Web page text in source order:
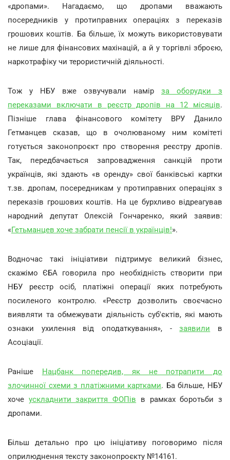
«дропами». Нагадаємо, що дропами вважають
посередників у протиправних операціях з переказів
грошових коштів. Ба більше, їх можуть використовувати
не лише для фінансових махінацій, а й у торгівлі зброєю,
наркотрафіку чи терористичній діяльності.
Тож у НБУ вже озвучували намір за оборудки з
переказами включати в реєстр дропів на 12 місяців.
Пізніше глава фінансового комітету ВРУ Данило
Гетманцев сказав, що в очолюваному ним комітеті
готується законопроєкт про створення реєстру дропів.
Так, передбачається запровадження санкцій проти
українців, які здають «в оренду» свої банківські картки
т.зв. дропам, посередникам у протиправних операціях з
переказів грошових коштів. На це бурхливо відреагував
народний депутат Олексій Гончаренко, який заявив:
«Гетьманцев хоче забрати пенсії в українців!».
Водночас такі ініціативи підтримує великий бізнес,
скажімо ЄБА говорила про необхідність створити при
НБУ реєстр осіб, платіжні операції яких потребують
посиленого контролю. «Реєстр дозволить своєчасно
виявляти та обмежувати діяльність суб'єктів, які мають
ознаки ухилення від оподаткування», -заявили в
Асоціації.
Раніше Нацбанк попередив, як не потрапити до
злочинної схеми з платіжними картками. Ба більше, НБУ
хоче ускладнити закриття ФОПів в рамках боротьби з
дропами.
Більш детально про цю ініціативу поговоримо після
оприлюднення тексту законопроєкту №14161.